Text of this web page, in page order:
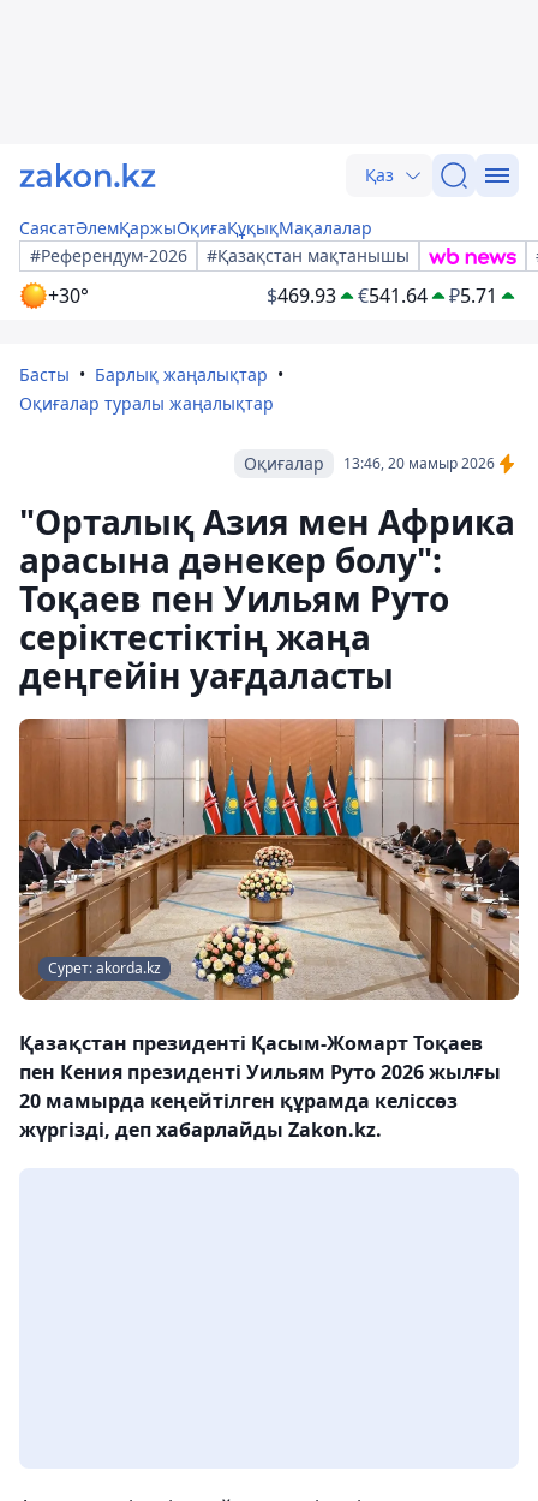
Қаз
СаясатӘлемҚаржыОқиғаҚұқықМақалалар
#Референдум-2026
#Қазақстан мақтанышы
+30° $469.93 €541.64 ₽5.71
Басты
Барлық жаңалықтар
Оқиғалар туралы жаңалықтар
13:46, 20 мамыр 2026
Оқиғалар
"Орталық Азия мен Африка
арасына дәнекер болу":
Тоқаев пен Уильям Руто
серіктестіктің жаңа
деңгейін уағдаласты
Сурет: akorda.kz
Қазақстан президенті Қасым-Жомарт Тоқаев
пен Кения президенті Уильям Руто 2026 жылғы
20 мамырда кеңейтілген құрамда келіссөз
жүргізді, деп хабарлайды Zakon.kz.